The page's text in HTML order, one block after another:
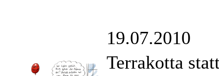
19.07.2010
Terrakotta